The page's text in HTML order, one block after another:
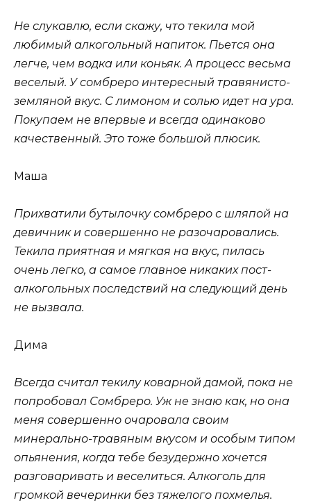
Не слукавлю, если скажу, что текила мой
любимый алкогольный напиток. Пьется она
легче, чем водка или коньяк. А процесс весьма
веселый. Усомбреро интересный травянисто-
земляной вкус. С лимоном и солью идет на ура.
Покупаем не впервые и всегда одинаково
качественный. Это тоже большой плюсик.
Маша
Прихватили бутылочку сомбреро с шляпой на
девичник и совершенно не разочаровались.
Текила приятная и мягкая на вкус, пилась
очень легко, а самое главное никаких пост-
алкогольных последствий на следующий день
не вызвала.
Дима
Всегда считал текилу коварной дамой, пока не
попробовал Сомбреро. Уж не знаю как, но она
меня совершенно очаровала своим
минерально-травяным вкусом и особым типом
опьянения, когда тебе безудержно хочется
разговаривать и веселиться. Алкоголь для
громкой вечеринки без тяжелого похмелья.